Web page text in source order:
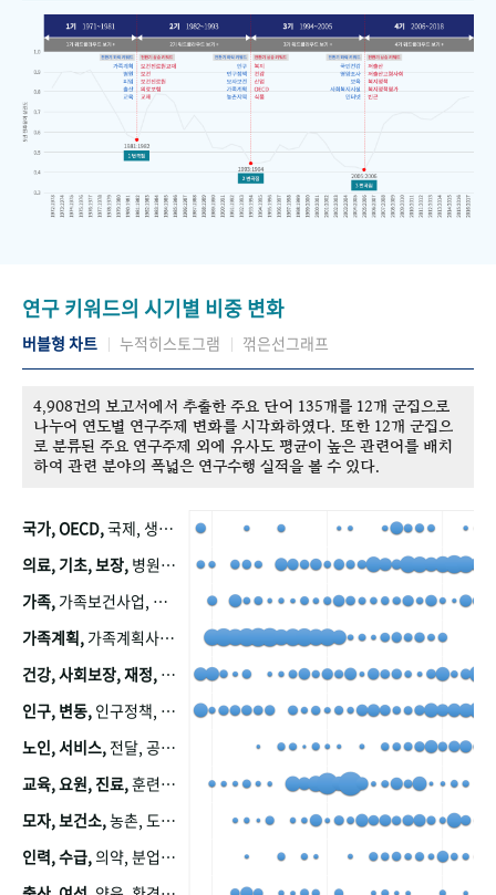
연구 키워드의 시기별 비중 변화
버블형 차트 누적히스토그램 꺾은선그래프
4,908건의 보고서에서 추출한 주요 단어 135개를 12개 군집으로
나누어 연도별 연구주제 변화를 시각화하였다. 또한 12개 군집으
로 분류된 주요 연구주제 외에 유사도 평균이 높은 관련어를 배치
하여 관련 분야의 폭넓은 연구수행 실적을 볼 수 있다.
국가, OECD,국제, 생산, 아시아, 태평양, 태평양지역, 참가
의료, 기초, 보장, 병원, 가정, 연금, 연계, 공적, 일본, 생활, 국민기초생활보장제도, 국민연금, 기금, 저소득층, 근로, 자활, 급여, 환자, 의료비, 모니터링, 한국복지패널, 소득, 지표, 빈곤, 노후, 장애인
가족, 가족보건사업, 산업, 친화, 전국, 출산력
가족계획, 가족계획사업, 가족계획사업평가, 한국가족계획사업, 피임, 보급, 부인, 자궁, 피임약
건강, 사회보장, 재정,
인구, 변동, 인구정책, 저출산, 고령사회, 고령화, 이동, 남북한, 지방자치단체, 컨설팅, 복지정책평가, 집, 사회개발
노인, 서비스, 전달, 공공, 보육, 수요, 공급, 사회서비스, 데이터, 보호, 요양, 아동, 예방, 청소년, 효율, 자원
교육, 요원, 진료,훈련, 보건요원, 마을, 마을건강사업, 보조원, 진료원, 보건진료원, 보건진료원교재
모자, 보건소,농촌, 도시, 금연, 농촌지역, 모자보건사업
인력, 수급,의약, 분업, 식품, 의약품, 의사, 안전